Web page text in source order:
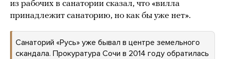
из рабочих в санатории сказал, что «вилла
принадлежит санаторию, но как бы уже нет».
Санаторий «Русь» уже бывал в центре земельного
скандала. Прокуратура Сочи в 2014 году обратилась